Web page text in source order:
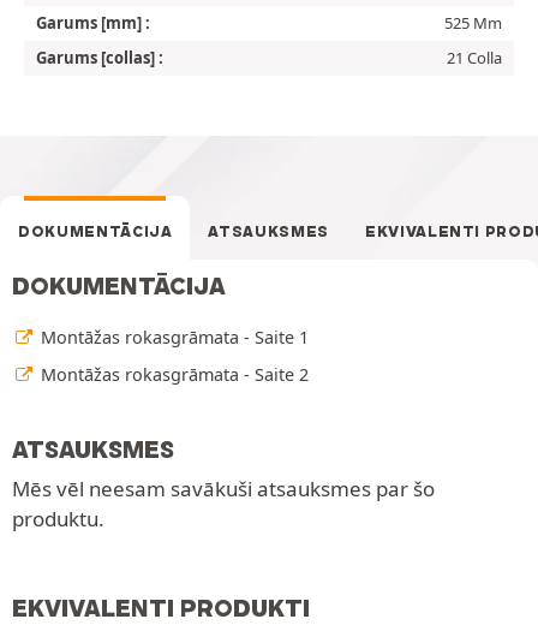
Garums [mm] :
525 Mm
Garums [collas] :
21 Colla
DOKUMENTĀCIJA ATSAUKSMES EKVIVALENTI
DOKUMENTĀCIJA
Montāžas rokasgrāmata - Saite 1
Montāžas rokasgrāmata - Saite 2
ATSAUKSMES
Mēs vēl neesam savākuši atsauksmes par šo
produktu.
EKVIVALENTI PRODUKTI